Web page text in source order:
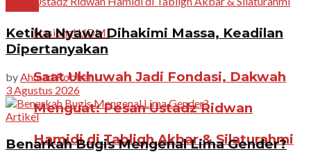
Saat Ukhuwah Jadi Fondasi, Dakwah
Menguat: Pesan Ustadz Ridwan
Hamidi di Tabligh Akbar & Silaturahmi
Ketika Nyawa Dihakimi Massa, Keadilan
Dipertanyakan
by Ahmad Robbani
3 Agustus 2026
Artikel
Benarkah Bugis Mengenal Lima Gender?